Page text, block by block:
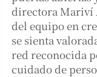
directora Mariví
del equipo en
se sienta
red reconocida
cuidado de